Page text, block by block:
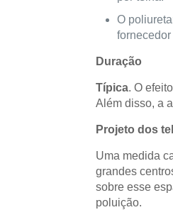
O
Duração
Típica. O
Além disso, a
Projeto dos
Uma medida
grandes
sobre esse
poluição.